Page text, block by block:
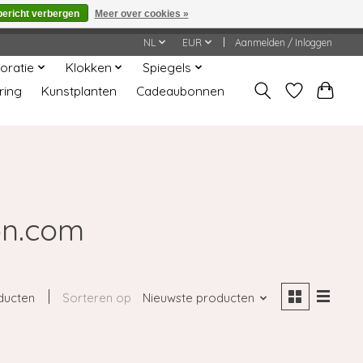
NL EUR Aanmelden / Inloggen
Klokken
Spiegels
Kunstplanten
Cadeaubonnen
Sorteren op Nieuwste producten
verbergen Meer over cookies »
gehonoreerd of verwerkt.